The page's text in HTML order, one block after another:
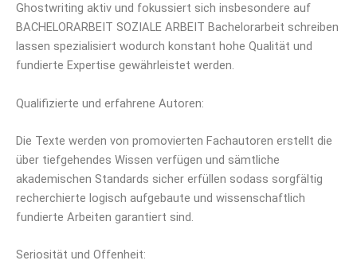
Ghostwriting aktiv und fokussiert sich insbesondere auf
BACHELORARBEIT SOZIALE ARBEIT Bachelorarbeit schreiben
lassen spezialisiert wodurch konstant hohe Qualität und
fundierte Expertise gewährleistet werden.
Qualifizierte und erfahrene Autoren:
Die Texte werden von promovierten Fachautoren erstellt die
über tiefgehendes Wissen verfügen und sämtliche
akademischen Standards sicher erfüllen sodass sorgfältig
recherchierte logisch aufgebaute und wissenschaftlich
fundierte Arbeiten garantiert sind.
Seriosität und Offenheit: